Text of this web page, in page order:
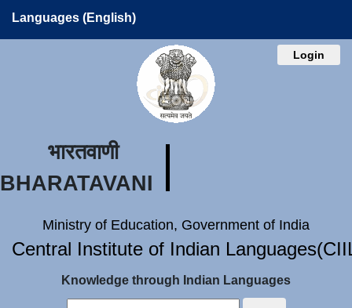
Languages (English)
Login
भारतवाणी
BHARATAVANI
Ministry of Education, Government of India
Central Institute of Indian
Knowledge through Indian Languages